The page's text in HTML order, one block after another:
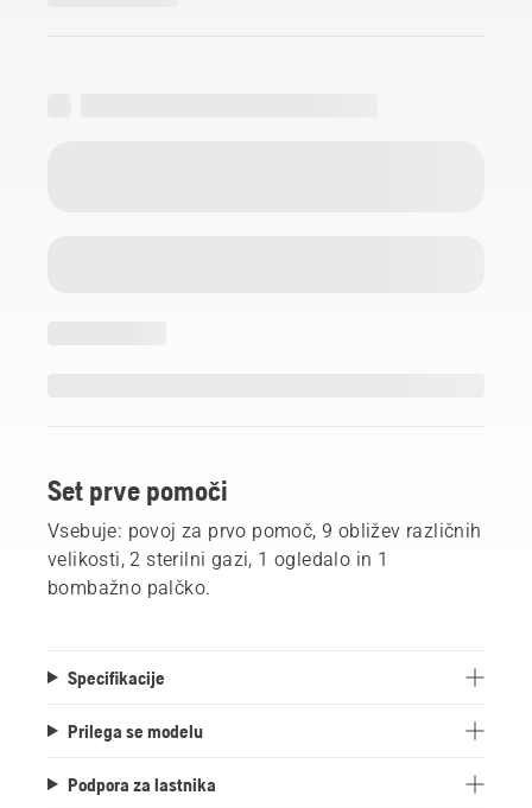
Set prve pomoči
Vsebuje: povoj za prvo pomoč, 9 obližev različnih
velikosti, 2 sterilni gazi, 1 ogledalo in 1
bombažno palčko.
Specifikacije
Prilega se modelu
Podpora za lastnika